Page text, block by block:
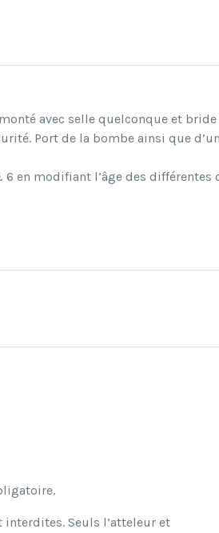
avec selle quelconque et
Port de la bombe ainsi que
en modifiant l’âge des différentes
Seuls l’atteleur et